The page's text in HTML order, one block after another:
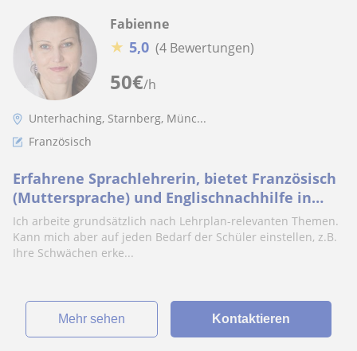
50€/h
Fabienne
★ 5,0 (4 Bewertungen)
Unterhaching, Starnberg, Münc...
Französisch
Erfahrene Sprachlehrerin, bietet Französisch
(Muttersprache) und Englischnachhilfe in
München und Umgebung oder online an. Alle
Altersklasse
Ich arbeite grundsätzlich nach Lehrplan-relevanten Themen.
Kann mich aber auf jeden Bedarf der Schüler einstellen, z.B.
Ihre Schwächen erke...
Mehr sehen Kontaktieren